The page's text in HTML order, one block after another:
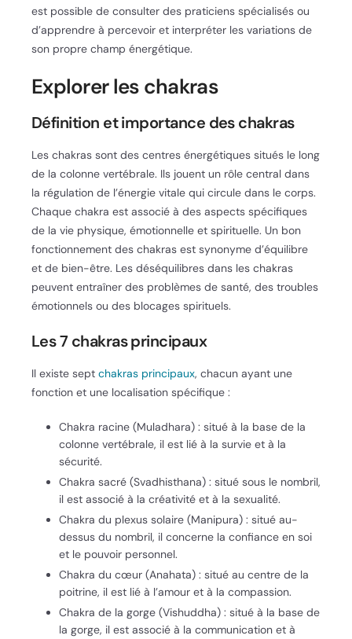
est possible de consulter des praticiens spécialisés ou
d’apprendre à percevoir et interpréter les variations de
son propre champ énergétique.
Explorer les chakras
Définition et importance des chakras
Les chakras sont des centres énergétiques situés le long
de la colonne vertébrale. Ils jouent un rôle central dans
la régulation de l’énergie vitale qui circule dans le corps.
Chaque chakra est associé à des aspects spécifiques
de la vie physique, émotionnelle et spirituelle. Un bon
fonctionnement des chakras est synonyme d’équilibre
et de bien-être. Les déséquilibres dans les chakras
peuvent entraîner des problèmes de santé, des troubles
émotionnels ou des blocages spirituels.
Les 7 chakras principaux
Il existe sept chakras principaux, chacun ayant une
fonction et une localisation spécifique :
Chakra racine (Muladhara) : situé à la base de la
colonne vertébrale, il est lié à la survie et à la
sécurité.
Chakra sacré (Svadhisthana) : situé sous le nombril,
il est associé à la créativité et à la sexualité.
Chakra du plexus solaire (Manipura) : situé au-
dessus du nombril, il concerne la confiance en soi
et le pouvoir personnel.
Chakra du cœur (Anahata) : situé au centre de la
poitrine, il est lié à l’amour et à la compassion.
Chakra de la gorge (Vishuddha) : situé à la base de
la gorge, il est associé à la communication et à